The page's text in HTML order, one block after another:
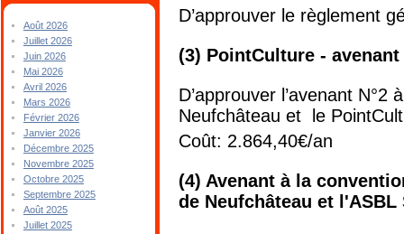
Août 2026
Juillet 2026
Juin 2026
Mai 2026
Avril 2026
Mars 2026
Février 2026
Janvier 2026
Décembre 2025
Novembre 2025
Octobre 2025
Septembre 2025
Août 2025
Juillet 2025
D’approuver le règlement
(3) PointCulture -
D’approuver l’avenant
Neufchâteau et le
Coût: 2.864,40€/an
(4) Avenant à la
de Neufchâteau et l'ASBL